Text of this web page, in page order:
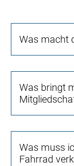
Was macht
Was bringt
Was muss
Fahrrad